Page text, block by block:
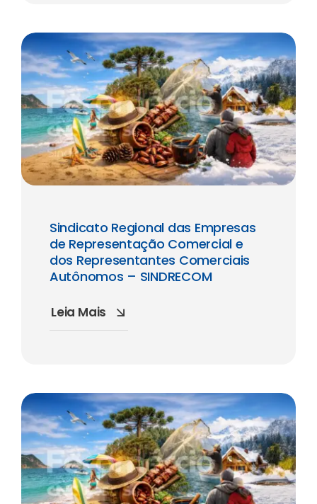
Sindicato Regional das Empresas
de Representação Comercial e
dos Representantes Comerciais
Autônomos – SINDRECOM
Leia Mais